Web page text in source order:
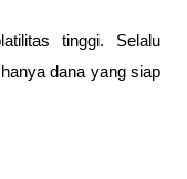
tinggi. Selalu
dana yang siap